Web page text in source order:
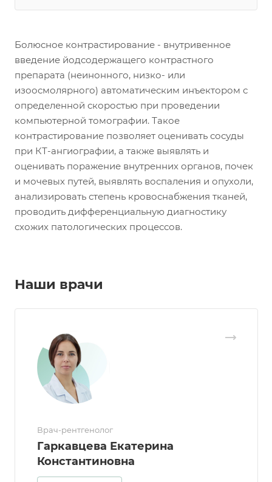
Болюсное контрастирование - внутривенное
введение йодсодержащего контрастного
препарата (неинонного, низко- или
изоосмолярного) автоматическим инъектором с
определенной скоростью при проведении
компьютерной томографии. Такое
контрастирование позволяет оценивать сосуды
при КТ-ангиографии, а также выявлять и
оценивать поражение внутренних органов, почек
и мочевых путей, выявлять воспаления и опухоли,
анализировать степень кровоснабжения тканей,
проводить дифференциальную диагностику
схожих патологических процессов.
Наши врачи
Врач-рентгенолог
Гаркавцева Екатерина
Константиновна